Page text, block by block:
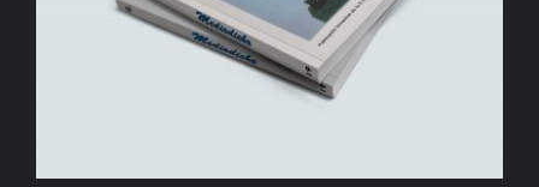
AÑADIR AL CARRITO / DETALLES